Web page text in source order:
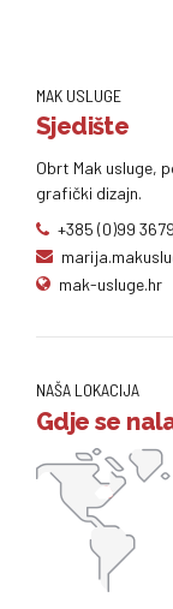
MAK USLUGE
Sjedište
Obrt Mak usluge,
grafički dizajn.
+385 (0)99
mak-usluge.hr
NAŠA LOKACIJA
Gdje se